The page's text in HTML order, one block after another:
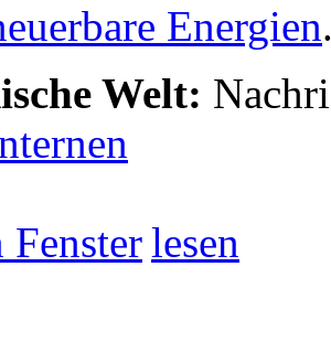
Energien
Welt:
lesen